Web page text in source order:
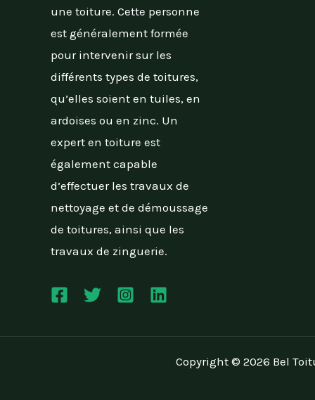
une toiture. Cette personne
est généralement formée
pour intervenir sur les
différents types de toitures,
qu’elles soient en tuiles, en
ardoises ou en zinc. Un
expert en toiture est
également capable
d’effectuer les travaux de
nettoyage et de démoussage
de toitures, ainsi que les
travaux de zinguerie.
Copyright © 2026 Bel